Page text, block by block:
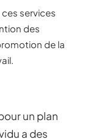
ces services
des
de la
un plan
a des